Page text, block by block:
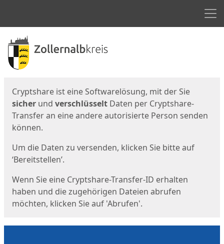
Start
Cryptshare ist eine Softwarelösung, mit der Sie
sicher und verschlüsselt Daten per Cryptshare-
Transfer an eine andere autorisierte Person senden
können.
Um die Daten zu versenden, klicken Sie bitte auf
‘Bereitstellen’.
Wenn Sie eine Cryptshare-Transfer-ID erhalten
haben und die zugehörigen Dateien abrufen
möchten, klicken Sie auf 'Abrufen'.